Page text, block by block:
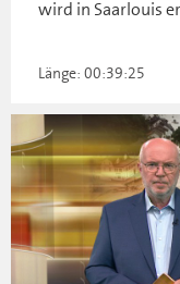
wird in Saarlouis
Länge: 00:39:25